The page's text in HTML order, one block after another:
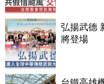
弘揚武德
將登場